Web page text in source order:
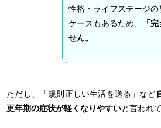
性格・ライフステージ
ケースもあるため、
「
せん。
ただし、「規則正しい生活を送る」など
更年期の症状が軽くなりやすいと言われ